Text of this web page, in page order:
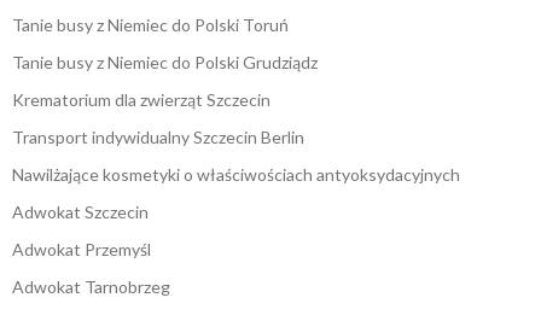
Tanie busy z Niemiec do Polski Toruń
Tanie busy z Niemiec do Polski Grudziądz
Krematorium dla zwierząt Szczecin
Transport indywidualny Szczecin Berlin
Nawilżające kosmetyki o właściwościach antyoksydacyjnych
Adwokat Szczecin
Adwokat Przemyśl
Adwokat Tarnobrzeg